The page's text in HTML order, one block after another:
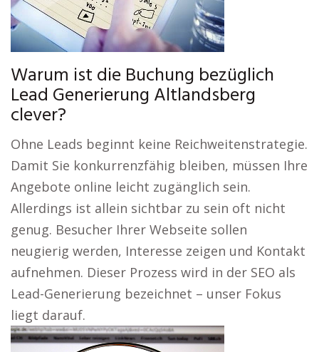
Warum ist die Buchung bezüglich
Lead Generierung Altlandsberg
clever?
Ohne Leads beginnt keine Reichweitenstrategie.
Damit Sie konkurrenzfähig bleiben, müssen Ihre
Angebote online leicht zugänglich sein.
Allerdings ist allein sichtbar zu sein oft nicht
genug. Besucher Ihrer Webseite sollen
neugierig werden, Interesse zeigen und Kontakt
aufnehmen. Dieser Prozess wird in der SEO als
Lead-Generierung bezeichnet – unser Fokus
liegt darauf.